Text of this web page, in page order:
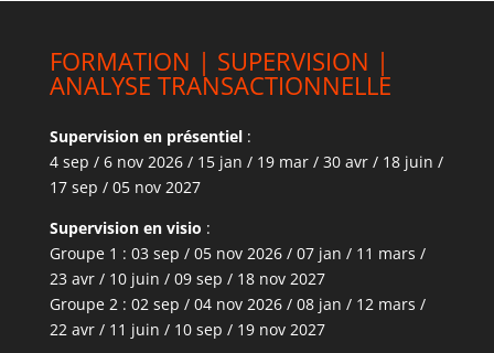
FORMATION | SUPERVISION |
ANALYSE TRANSACTIONNELLE
Supervision en présentiel:
4 sep / 6 nov 2026 / 15 jan / 19 mar / 30 avr / 18 juin /
17 sep / 05 nov 2027
Supervision en visio :
Groupe 1 : 03 sep / 05 nov 2026 / 07 jan / 11 mars /
23 avr / 10 juin / 09 sep / 18 nov 2027
Groupe 2 : 02 sep / 04 nov 2026 / 08 jan / 12 mars /
22 avr / 11 juin / 10 sep / 19 nov 2027